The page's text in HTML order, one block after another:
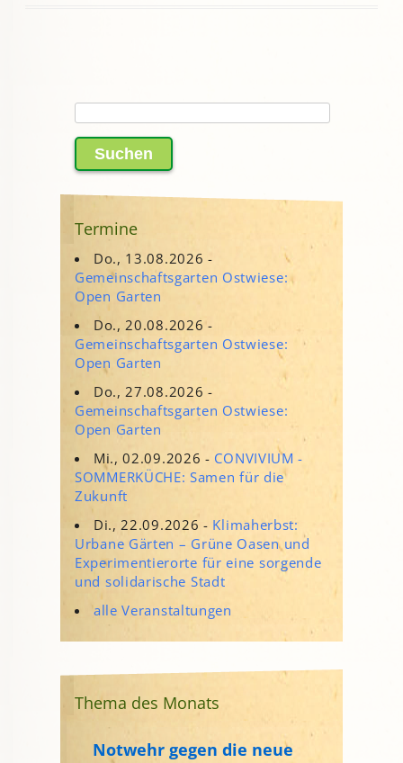
nach:
Termine
Do., 13.08.2026 -
Gemeinschaftsgarten Ostwiese:
Open Garten
Do., 20.08.2026 -
Gemeinschaftsgarten Ostwiese:
Open Garten
Do., 27.08.2026 -
Gemeinschaftsgarten Ostwiese:
Open Garten
Mi., 02.09.2026 - CONVIVIUM -
SOMMERKÜCHE: Samen für die
Zukunft
Di., 22.09.2026 - Klimaherbst:
Urbane Gärten – Grüne Oasen und
Experimentierorte für eine sorgende
und solidarische Stadt
alle Veranstaltungen
Thema des Monats
Notwehr gegen die neue